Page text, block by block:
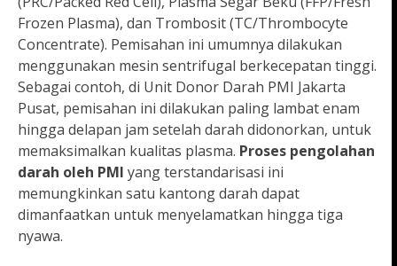
Frozen Plasma), dan Trombosit (TC/Thrombocyte
Concentrate). Pemisahan ini umumnya dilakukan
menggunakan mesin sentrifugal berkecepatan tinggi.
Sebagai contoh, di Unit Donor Darah PMI Jakarta
Pusat, pemisahan ini dilakukan paling lambat enam
hingga delapan jam setelah darah didonorkan, untuk
memaksimalkan kualitas plasma. Proses pengolahan
darah oleh PMI yang terstandarisasi ini
memungkinkan satu kantong darah dapat
dimanfaatkan untuk menyelamatkan hingga tiga
nyawa.